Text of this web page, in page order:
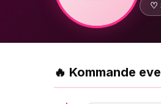
♡
🔥 Kommande